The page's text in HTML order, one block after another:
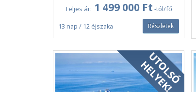
Teljes ár: 1 499 000 Ft -tól/fő
13 nap / 12 éjszaka Részletek